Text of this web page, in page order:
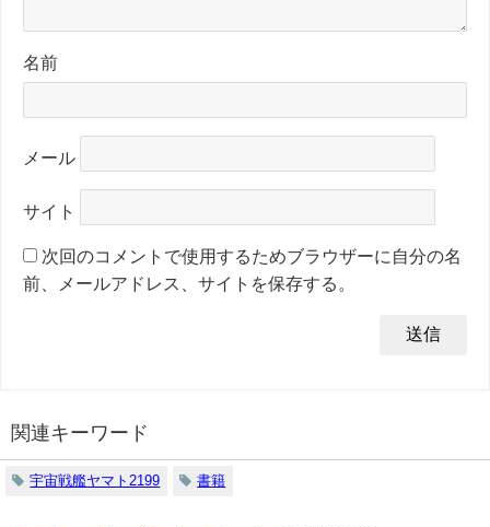
名前
メール
サイト
次回のコメントで使用するためブラウザーに自分の名
前、メールアドレス、サイトを保存する。
関連キーワード
宇宙戦艦ヤマト2199 書籍